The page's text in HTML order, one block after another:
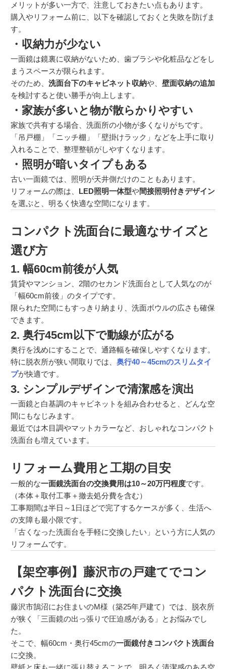
メリットが多い一方で、注意しておきたい点もあります。
購入やリフォーム前に、以下を確認しておくと失敗を防げま
す。
・収納力が少ない
一面鏡は鏡裏に収納がないため、歯ブラシや化粧品などをし
まうスペースが限られます。
そのため、 洗面台下のキャビネット収納や、 壁面収納の追加
を検討すると使い勝手が向上します。
・家族が多いと物が散らかりやすい
家族で共有する場合、洗面所の小物が多くなりがちです。
「吊戸棚」「ニッチ棚」「壁掛けラック」などを上手に取り
入れることで、整理整頓がしやすくなります。
・照明が暗いタイプもある
古い一面鏡では、照明が天井側だけのこともあります。
リフォームの際は、 LED照明一体型や間接照明付きデザイン
を選ぶと、明るく快適な空間になります。
コンパクト洗面台に最適なサイズと
選び方
1. 幅60cm前後が人気
賃貸やマンション、2階のセカンド洗面台として人気なのが
「幅60cm前後」のタイプです。
限られた空間にもすっきり納まり、洗面ボウルの広さも確保
できます。
2. 奥行45cm以下で動線が広がる
奥行を浅めにすることで、通路幅を確保しやすくなります。
特に脱衣所が狭い間取りでは、 奥行40～45cmのスリムタイ
プが快適です。
3. シンプルデザインで清潔感を演出
一面鏡と白基調のキャビネットを組み合わせると、どんな空
間にもなじみます。
最近では木目調やマットカラーなど、おしゃれなコンパクト
洗面台も増えています。
リフォーム費用と工期の目安
一般的な一面鏡洗面台の交換費用は10～20万円程度です。
（本体＋取付工事＋撤去処分費を含む）
工事期間は半日～1日ほどで完了するケースが多く、生活へ
の支障も最小限です。
「古くなった洗面台を手軽に交換したい」という方に人気の
リフォームです。
【架空事例】藤沢市の戸建てでコン
パクト洗面台に交換
藤沢市鵠沼にお住まいのM様（築25年戸建て）では、脱衣所
が狭く「三面鏡の出っ張りで圧迫感がある」とお悩みでし
た。
そこで、幅60cm・奥行45cmの一面鏡付きコンパクト洗面台
に交換。